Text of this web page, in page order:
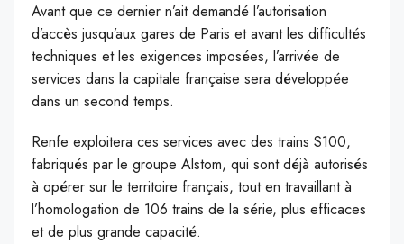
Avant que ce dernier n’ait demandé l’autorisation
d’accès jusqu’aux gares de Paris et avant les difficultés
techniques et les exigences imposées, l’arrivée de
services dans la capitale française sera développée
dans un second temps.
Renfe exploitera ces services avec des trains S100,
fabriqués par le groupe Alstom, qui sont déjà autorisés
à opérer sur le territoire français, tout en travaillant à
l’homologation de 106 trains de la série, plus efficaces
et de plus grande capacité.